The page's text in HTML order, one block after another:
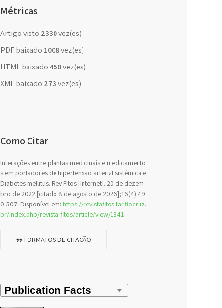
Métricas
Artigo visto 2330vez(es)
PDF baixado 1008vez(es)
HTML baixado 450vez(es)
XML baixado 273vez(es)
Como Citar
Interações entre plantas medicinais e medicamento
s em portadores de hipertensão arterial sistêmica e
Diabetes mellitus. Rev Fitos [Internet]. 20 de dezem
bro de 2022 [citado 8 de agosto de 2026];16(4):49
0-507. Disponível em: https://revistafitos.far.fiocruz.
br/index.php/revista-fitos/article/view/1341
FORMATOS DE CITAÇÃO